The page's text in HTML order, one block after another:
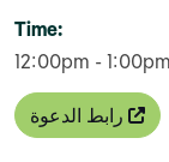
Time:
12:00pm - 1:00pm